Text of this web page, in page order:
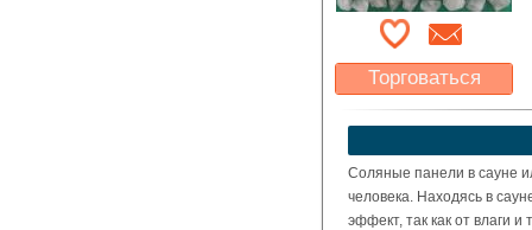
Торговаться
Какая цена Вас
устроит?
Соляные панели в сауне
человека. Находясь в
эффект, так как от влаги